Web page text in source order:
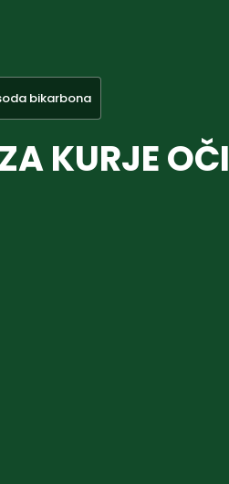
bikarbona
KURJE OČI